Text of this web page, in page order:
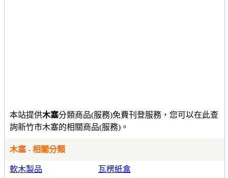
本站提供木塞分類商品(服務)免費刊登服務，您可以在此查
詢新竹市木塞的相關商品(服務)。
木塞 - 相關分類
軟木製品 瓦楞紙盒